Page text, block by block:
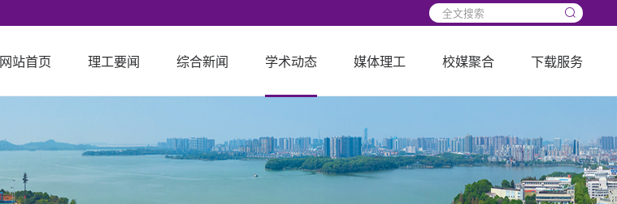
网站首页 理工要闻 综合新闻 学术动态 媒体理工 校媒聚合 下载服务